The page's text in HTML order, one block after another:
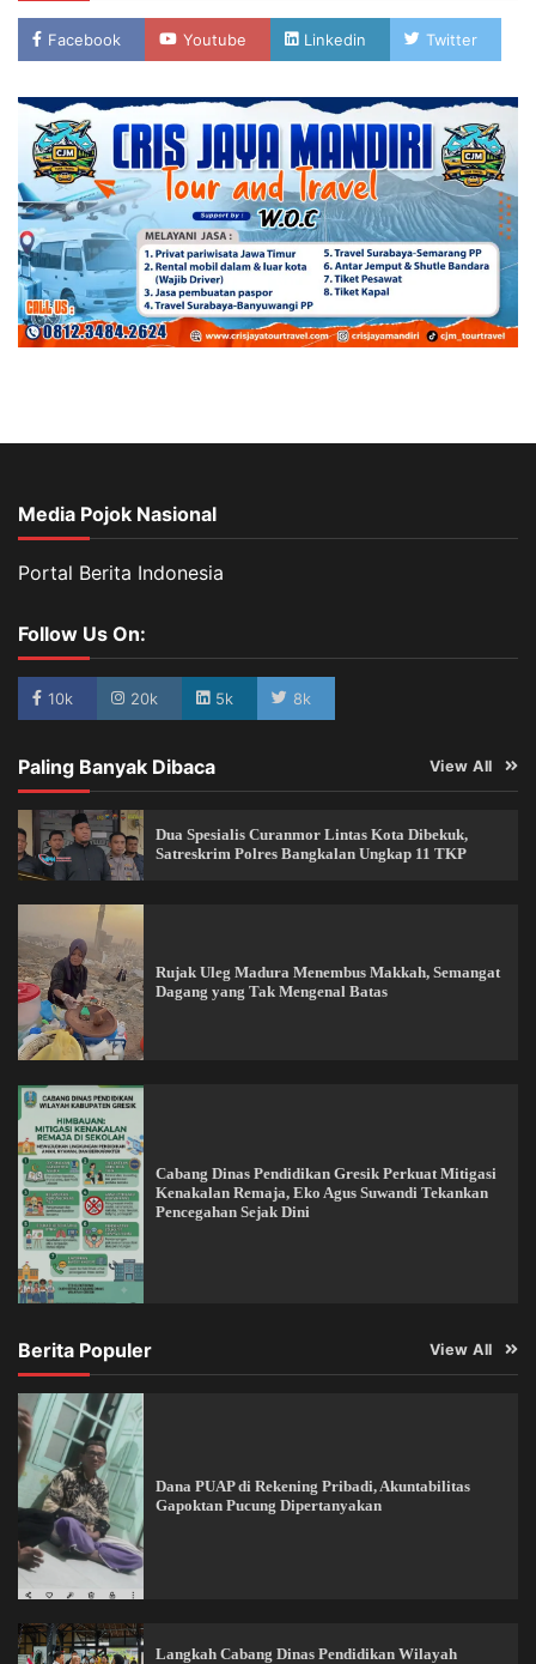
Facebook Youtube Linkedin Twitter
Media Pojok Nasional
Portal Berita Indonesia
Follow Us On:
10k 20k 5k 8k
Paling Banyak Dibaca View All
Dua Spesialis Curanmor Lintas Kota Dibekuk,
Satreskrim Polres Bangkalan Ungkap 11 TKP
Rujak Uleg Madura Menembus Makkah, Semangat
Dagang yang Tak Mengenal Batas
Cabang Dinas Pendidikan Gresik Perkuat Mitigasi
Kenakalan Remaja, Eko Agus Suwandi Tekankan
Pencegahan Sejak Dini
Berita Populer View All
Dana PUAP di Rekening Pribadi, Akuntabilitas
Gapoktan Pucung Dipertanyakan
Langkah Cabang Dinas Pendidikan Wilayah